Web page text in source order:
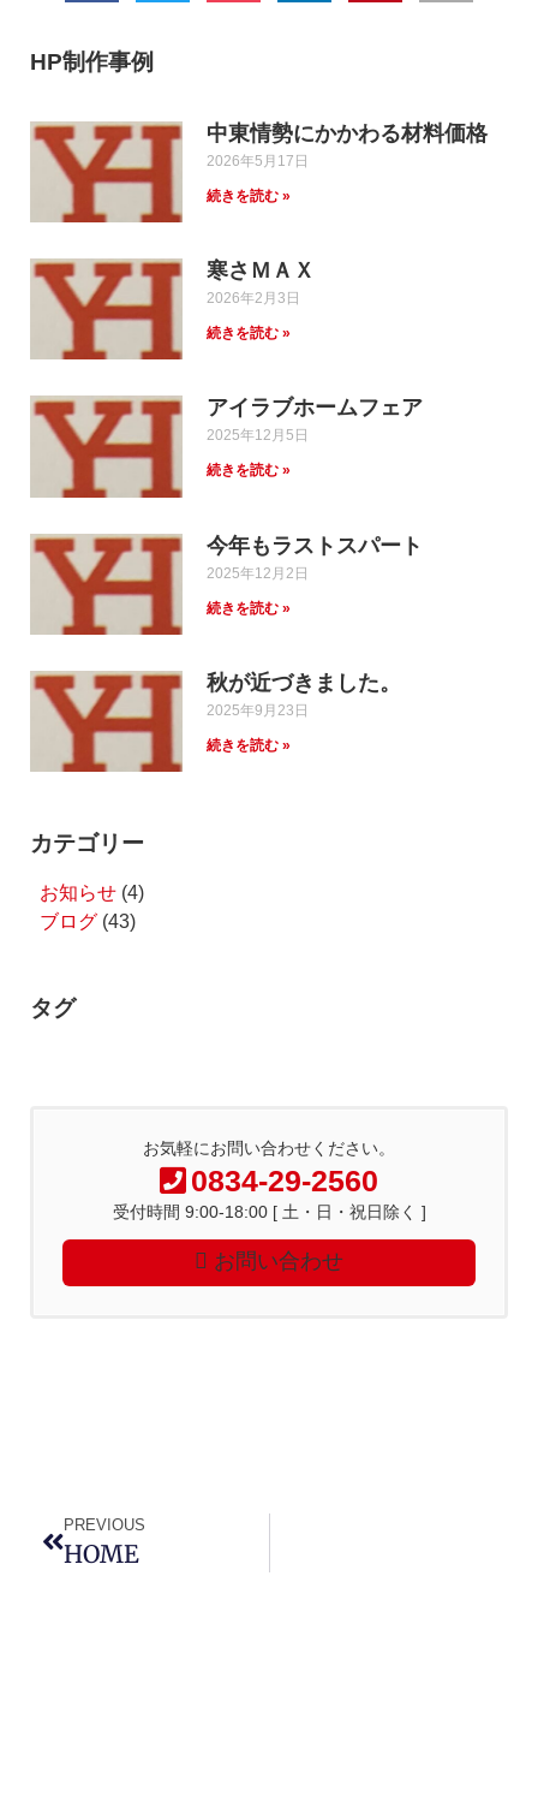
HP制作事例
中東情勢にかかわる材料価格
2026年5月17日
続きを読む »
寒さＭＡＸ
2026年2月3日
続きを読む »
アイラブホームフェア
2025年12月5日
続きを読む »
今年もラストスパート
2025年12月2日
続きを読む »
秋が近づきました。
2025年9月23日
続きを読む »
カテゴリー
お知らせ (4)
ブログ (43)
タグ
お気軽にお問い合わせください。
0834-29-2560
受付時間 9:00-18:00 [ 土・日・祝日除く ]
お問い合わせ
PREVIOUS
HOME